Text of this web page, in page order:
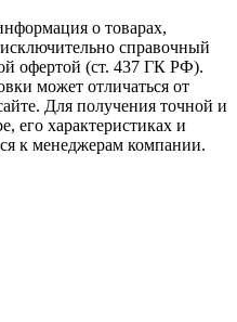
о товарах,
справочный
офертой (ст. 437 ГК РФ).
может отличаться от
Для получения точной и
его характеристиках и
к менеджерам компании.